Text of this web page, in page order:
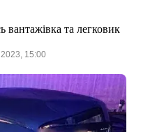
вантажівка та легковик
15:00